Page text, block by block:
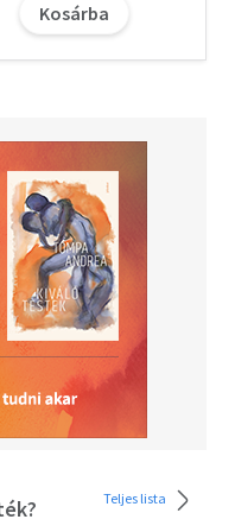
közel az idő, amikor
kilétére?
és az
Paul Tremblay
alkalmazkodásról és a
Knoll rajongóinak
is!
Kosárba
Teljes lista